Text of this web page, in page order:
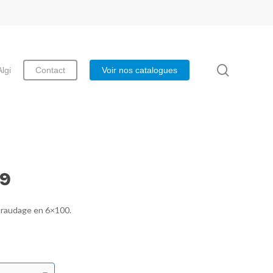
Contact Voir nos catalogues
en 6×100.